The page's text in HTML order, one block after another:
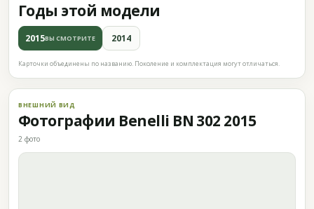
Годы этой модели
2015ВЫ СМОТРИТЕ 2014
Карточки объединены по названию. Поколение и комплектация могут отличаться.
ВНЕШНИЙ ВИД
Фотографии Benelli BN 302 2015
2 фото